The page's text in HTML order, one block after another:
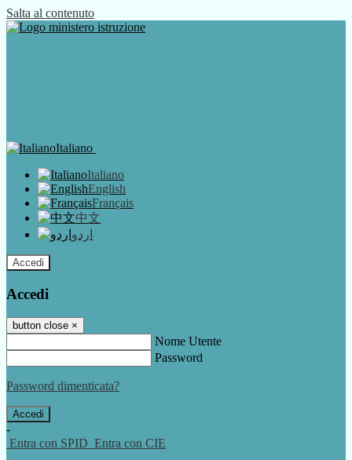
Salta al contenuto
Italiano
Italiano
English
Français
中文
اردو
Accedi
Accedi
button close ×
Nome Utente
Password
Password dimenticata?
-
Entra con SPID Entra con CIE